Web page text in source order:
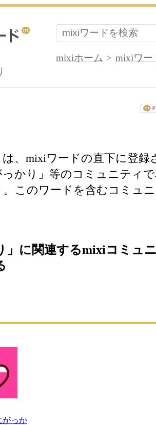
mixiホーム
mixiワー
は、mixiワードの直下に登録
かり」等のコミュニティ
このワードを含むコミュ
」に関連するmixiコミュニ
がっか